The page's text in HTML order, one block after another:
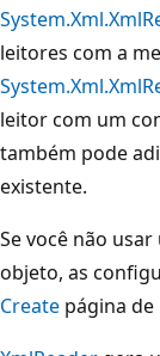
leitores com a
leitor com um
também pode
existente.
Se você não usar
objeto, as
Create página